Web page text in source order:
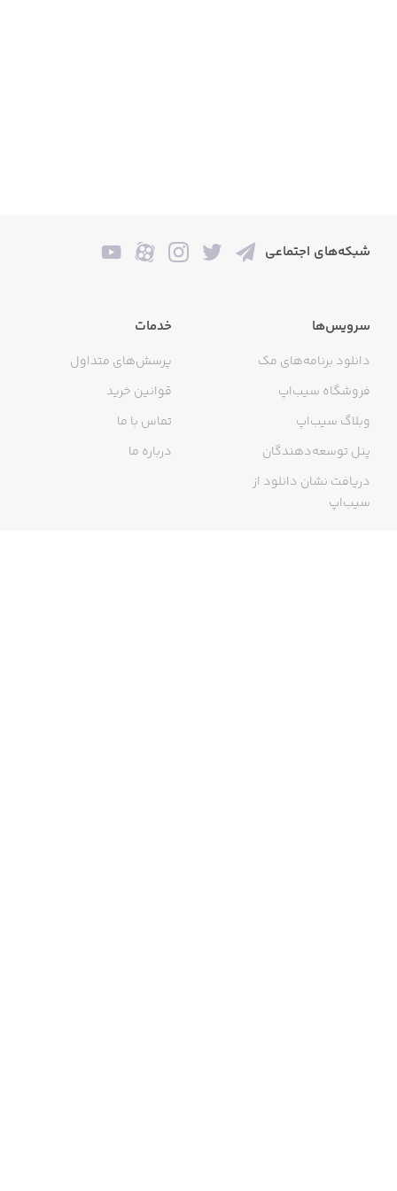
شبکه‌های اجتماعی
سرویس‌ها
دانلود برنامه‌های مک
فروشگاه سیب‌اپ
وبلاگ سیب‌اپ
پنل توسعه‌دهندگان
دریافت نشان دانلود از
سیب‌اپ
خدمات
پرسش‌های متداول
قوانین خرید
تماس با ما
درباره ما